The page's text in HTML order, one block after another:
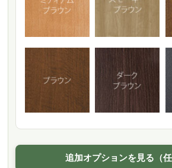
追加オプションを見る（任